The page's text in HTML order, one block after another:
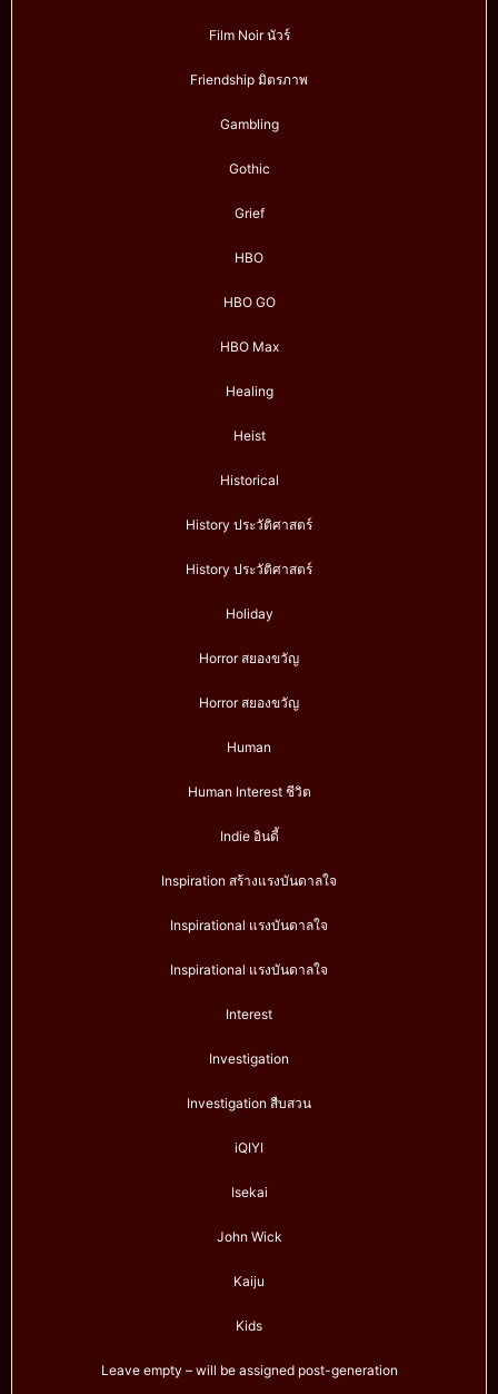
Film Noir นัวร์
Friendship มิตรภาพ
Gambling
Gothic
Grief
HBO
HBO GO
HBO Max
Healing
Heist
Historical
History ประวัติศาสตร์
History ประวัติศาสตร์
Holiday
Horror สยองขวัญ
Horror สยองขวัญ
Human
Human Interest ชีวิต
Indie อินดี้
Inspiration สร้างแรงบันดาลใจ
Inspirational แรงบันดาลใจ
Inspirational แรงบันดาลใจ
Interest
Investigation
Investigation สืบสวน
iQIYI
Isekai
John Wick
Kaiju
Kids
Leave empty – will be assigned post-generation